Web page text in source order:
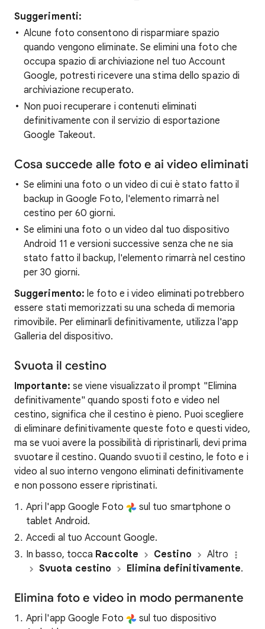
Suggerimenti:
Alcune foto consentono di risparmiare spazio
quando vengono eliminate. Se elimini una foto che
occupa spazio di archiviazione nel tuo Account
Google, potresti ricevere una stima dello spazio di
archiviazione recuperato.
Non puoi recuperare i contenuti eliminati
definitivamente con il servizio di esportazione
Google Takeout.
Cosa succede alle foto e ai video eliminati
Se elimini una foto o un video di cui è stato fatto il
backup in Google Foto, l'elemento rimarrà nel
cestino per 60 giorni.
Se elimini una foto o un video dal tuo dispositivo
Android 11 e versioni successive senza che ne sia
stato fatto il backup, l'elemento rimarrà nel cestino
per 30 giorni.
Suggerimento: le foto e i video eliminati potrebbero
essere stati memorizzati su una scheda di memoria
rimovibile. Per eliminarli definitivamente, utilizza l'app
Galleria del dispositivo.
Svuota il cestino
Importante: se viene visualizzato il prompt "Elimina
definitivamente" quando sposti foto e video nel
cestino, significa che il cestino è pieno. Puoi scegliere
di eliminare definitivamente queste foto e questi video,
ma se vuoi avere la possibilità di ripristinarli, devi prima
svuotare il cestino. Quando svuoti il cestino, le foto e i
video al suo interno vengono eliminati definitivamente
e non possono essere ripristinati.
Apri l'app Google Foto
sul tuo smartphone o
tablet Android.
Accedi al tuo Account Google.
In basso, tocca Raccolte Cestino
Altro
Svuota cestino
Elimina definitivamente.
Elimina foto e video in modo permanente
Apri l'app Google Foto
sul tuo dispositivo